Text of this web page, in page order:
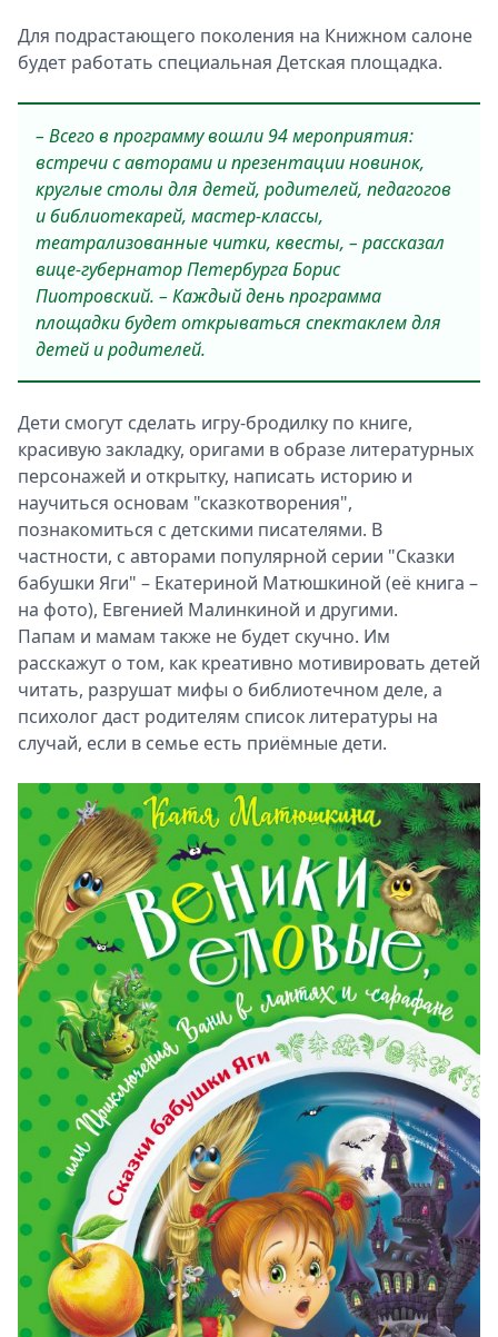
Для подрастающего поколения на Книжном салоне
будет работать специальная Детская площадка.
– Всего в программу вошли 94 мероприятия:
встречи с авторами и презентации новинок,
круглые столы для детей, родителей, педагогов
и библиотекарей, мастер-классы,
театрализованные читки, квесты, – рассказал
вице-губернатор Петербурга Борис
Пиотровский. – Каждый день программа
площадки будет открываться спектаклем для
детей и родителей.
Дети смогут сделать игру-бродилку по книге,
красивую закладку, оригами в образе литературных
персонажей и открытку, написать историю и
научиться основам "сказкотворения",
познакомиться с детскими писателями. В
частности, с авторами популярной серии "Сказки
бабушки Яги" – Екатериной Матюшкиной (её книга –
на фото), Евгенией Малинкиной и другими.
Папам и мамам также не будет скучно. Им
расскажут о том, как креативно мотивировать детей
читать, разрушат мифы о библиотечном деле, а
психолог даст родителям список литературы на
случай, если в семье есть приёмные дети.